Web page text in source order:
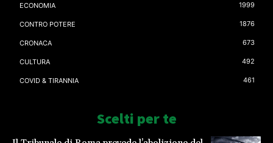
ECONOMIA 1999
CONTRO POTERE 1876
CRONACA 673
CULTURA 492
COVID & TIRANNIA 461
Scelti per te